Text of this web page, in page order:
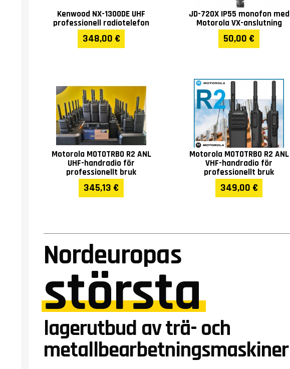
Kenwood NX-1300DE UHF
professionell radiotelefon
348,00 €
JD-720X IP55 monofon med
Motorola VX-anslutning
50,00 €
Motorola MOTOTRBO R2 ANL
UHF-handradio för
professionellt bruk
345,13 €
Motorola MOTOTRBO R2 ANL
VHF-handradio för
professionellt bruk
349,00 €
Nordeuropas
största
lagerutbud av trä- och
metallbearbetningsmaskiner